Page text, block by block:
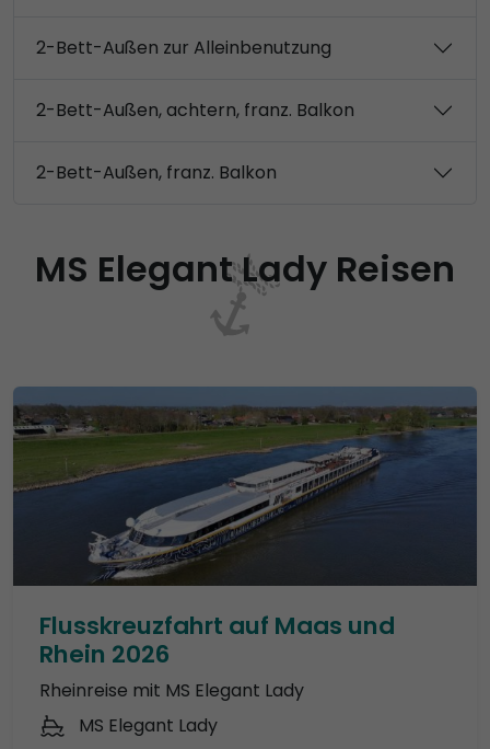
2-Bett-Außen zur Alleinbenutzung
2-Bett-Außen, achtern, franz. Balkon
2-Bett-Außen, franz. Balkon
MS Elegant Lady Reisen
Flusskreuzfahrt auf Maas und
Rhein 2026
Rheinreise mit MS Elegant Lady
MS Elegant Lady